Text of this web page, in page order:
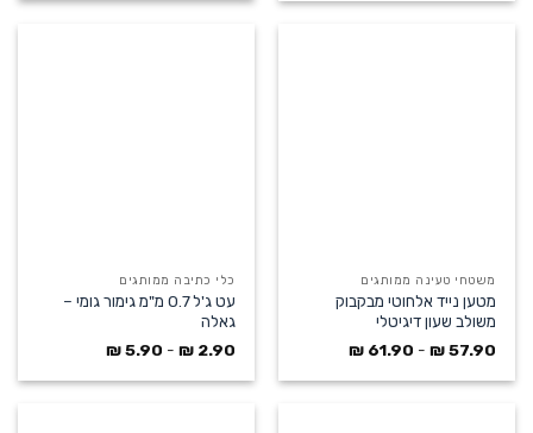
משטחי טעינה ממותגים
מטען נייד אלחוטי מבקבוק
משולב שעון דיגיטלי
57.90
₪
-
61.90
₪
כלי כתיבה ממותגים
עט ג'ל 0.7 מ"מ גימור גומי –
גאלה
2.90
₪
-
5.90
₪